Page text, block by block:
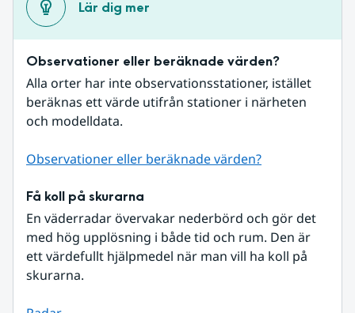
Lär dig mer
Observationer eller beräknade värden?
Alla orter har inte observationsstationer, istället
beräknas ett värde utifrån stationer i närheten
och modelldata.
Observationer eller beräknade värden?
Få koll på skurarna
En väderradar övervakar nederbörd och gör det
med hög upplösning i både tid och rum. Den är
ett värdefullt hjälpmedel när man vill ha koll på
skurarna.